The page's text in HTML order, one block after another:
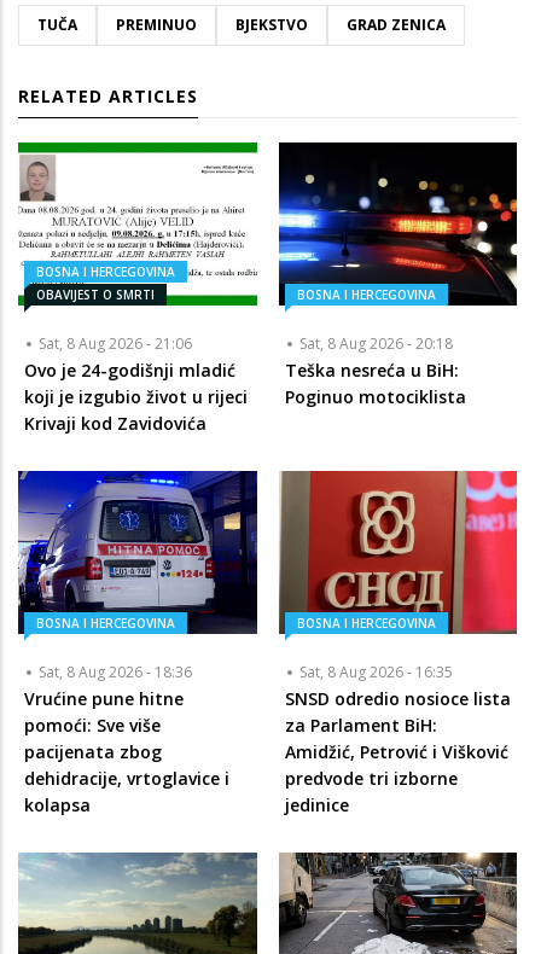
TUČA PREMINUO BJEKSTVO GRAD ZENICA
RELATED ARTICLES
BOSNA I HERCEGOVINA
OBAVIJEST O SMRTI
Sat, 8 Aug 2026 - 21:06
Ovo je 24-godišnji mladić
koji je izgubio život u rijeci
Krivaji kod Zavidovića
BOSNA I HERCEGOVINA
Sat, 8 Aug 2026 - 20:18
Teška nesreća u BiH:
Poginuo motociklista
BOSNA I HERCEGOVINA
Sat, 8 Aug 2026 - 18:36
Vrućine pune hitne
pomoći: Sve više
pacijenata zbog
dehidracije, vrtoglavice i
kolapsa
BOSNA I HERCEGOVINA
Sat, 8 Aug 2026 - 16:35
SNSD odredio nosioce lista
za Parlament BiH:
Amidžić, Petrović i Višković
predvode tri izborne
jedinice